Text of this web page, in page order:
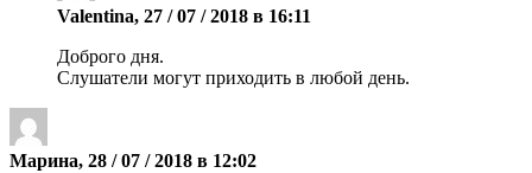
Valentina, 27 / 07 / 2018 в 16:11
Доброго дня.
Слушатели могут приходить в любой день.
Марина, 28 / 07 / 2018 в 12:02